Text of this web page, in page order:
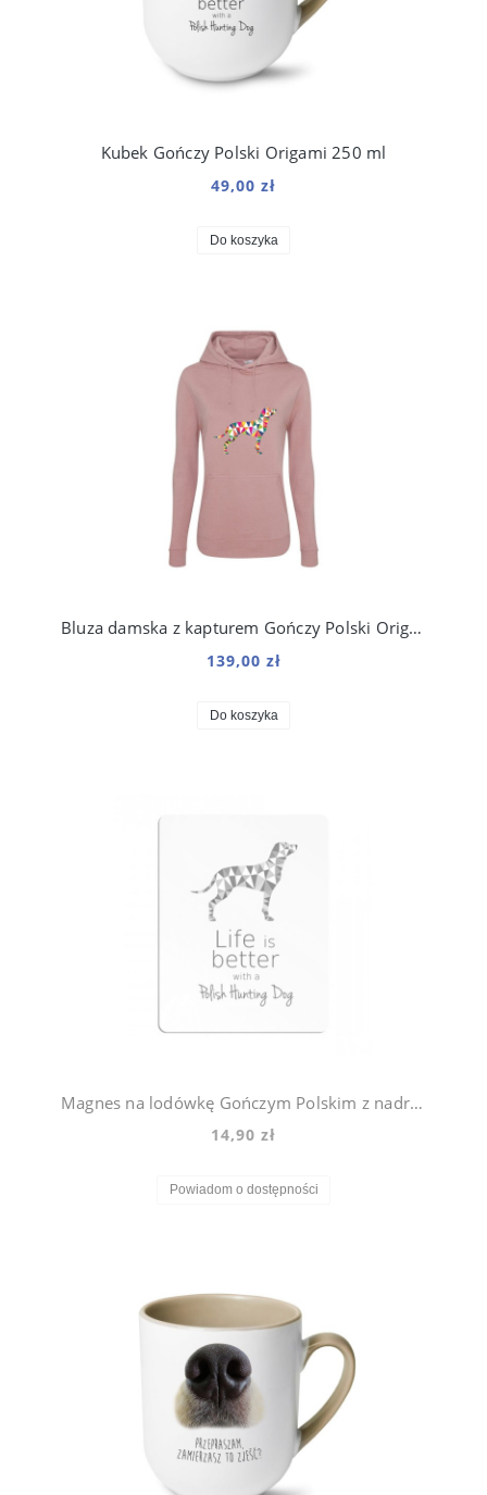
Kubek Gończy Polski Origami 250 ml
49,00 zł
Do koszyka
Bluza damska z kapturem Gończy Polski Origami
139,00 zł
Do koszyka
Magnes na lodówkę Gończym Polskim z nadrukiem Origami
14,90 zł
Powiadom o dostępności